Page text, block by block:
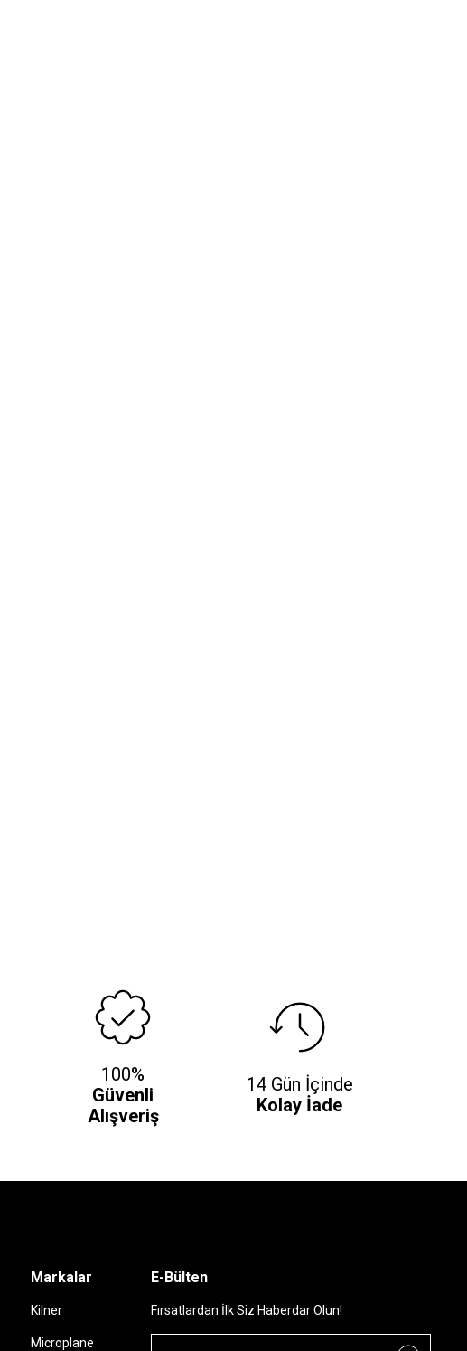
100%
Güvenli
Alışveriş
14 Gün İçinde
Kolay İade
Markalar
Kilner
Microplane
E-Bülten
Fırsatlardan İlk Siz Haberdar Olun!